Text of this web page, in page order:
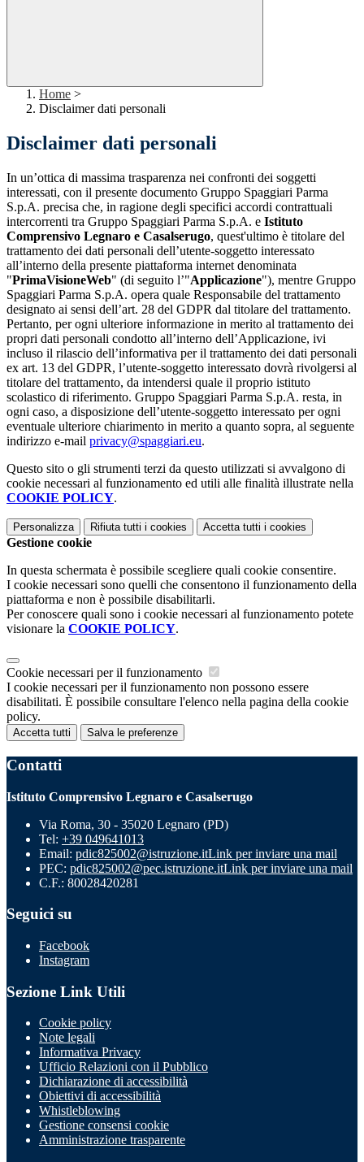
Home >
Disclaimer dati personali
Disclaimer dati personali
In un’ottica di massima trasparenza nei confronti dei soggetti
interessati, con il presente documento Gruppo Spaggiari Parma
S.p.A. precisa che, in ragione degli specifici accordi contrattuali
intercorrenti tra Gruppo Spaggiari Parma S.p.A. e Istituto
Comprensivo Legnaro e Casalserugo, quest'ultimo è titolare del
trattamento dei dati personali dell’utente-soggetto interessato
all’interno della presente piattaforma internet denominata
"PrimaVisioneWeb" (di seguito l’"Applicazione"), mentre Gruppo
Spaggiari Parma S.p.A. opera quale Responsabile del trattamento
designato ai sensi dell’art. 28 del GDPR dal titolare del trattamento.
Pertanto, per ogni ulteriore informazione in merito al trattamento dei
propri dati personali condotto all’interno dell’Applicazione, ivi
incluso il rilascio dell’informativa per il trattamento dei dati personali
ex art. 13 del GDPR, l’utente-soggetto interessato dovrà rivolgersi al
titolare del trattamento, da intendersi quale il proprio istituto
scolastico di riferimento. Gruppo Spaggiari Parma S.p.A. resta, in
ogni caso, a disposizione dell’utente-soggetto interessato per ogni
eventuale ulteriore chiarimento in merito a quanto sopra, al seguente
indirizzo e-mail privacy@spaggiari.eu.
Questo sito o gli strumenti terzi da questo utilizzati si avvalgono di
cookie necessari al funzionamento ed utili alle finalità illustrate nella
COOKIE POLICY.
Personalizza Rifiuta tutti i cookies Accetta tutti i cookies
Gestione cookie
In questa schermata è possibile scegliere quali cookie consentire.
I cookie necessari sono quelli che consentono il funzionamento della
piattaforma e non è possibile disabilitarli.
Per conoscere quali sono i cookie necessari al funzionamento potete
visionare la COOKIE POLICY.
Cookie necessari per il funzionamento
I cookie necessari per il funzionamento non possono essere
disabilitati. È possibile consultare l'elenco nella pagina della cookie
policy.
Accetta tutti Salva le preferenze
Contatti
Istituto Comprensivo Legnaro e Casalserugo
Via Roma, 30 - 35020 Legnaro (PD)
Tel: +39 049641013
Email: pdic825002@istruzione.itLink per inviare una mail
PEC: pdic825002@pec.istruzione.itLink per inviare una mail
C.F.: 80028420281
Seguici su
Facebook
Instagram
Sezione Link Utili
Cookie policy
Note legali
Informativa Privacy
Ufficio Relazioni con il Pubblico
Dichiarazione di accessibilità
Obiettivi di accessibilità
Whistleblowing
Gestione consensi cookie
Amministrazione trasparente